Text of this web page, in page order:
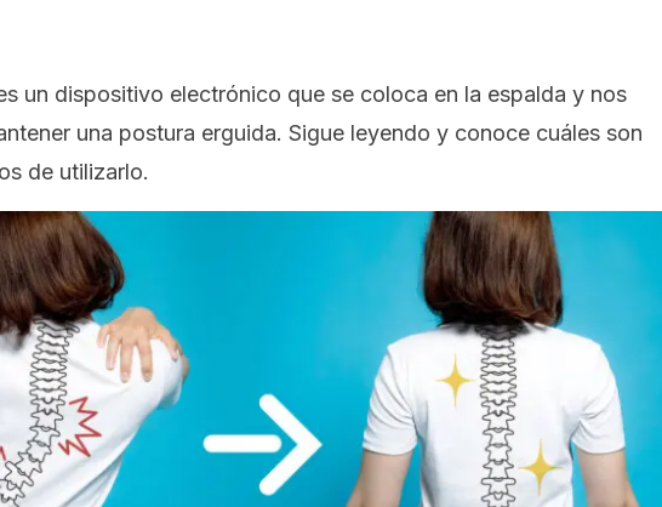
un dispositivo electrónico que se coloca en la espalda y nos
una postura erguida. Sigue leyendo y conoce cuáles son
de utilizarlo.